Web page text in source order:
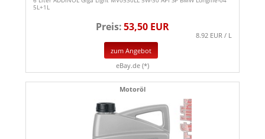
5L+1L
Preis:53,50 EUR
8.92 EUR / L
zum Angebot
eBay.de (*)
Motoröl